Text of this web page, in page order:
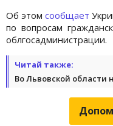
Об этом сообщает
по вопросам
облгосадминистрации.
Читай также:
Во Львовской области